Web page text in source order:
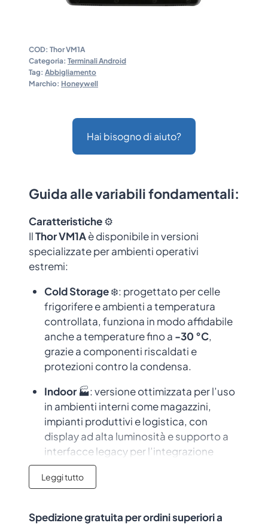
COD: Thor VM1A
Categoria: Terminali Android
Tag: Abbigliamento
Marchio: Honeywell
Hai bisogno di aiuto?
Guida alle variabili fondamentali:
Caratteristiche⚙️
IlThor VM1Aè disponibile in versioni
specializzate per ambienti operativi
estremi:
Cold Storage❄️: progettato per celle
frigorifere e ambienti a temperatura
controllata, funziona in modo affidabile
anche a temperature fino a -30 °C,
grazie a componenti riscaldati e
protezioni contro la condensa.
Indoor🏭: versione ottimizzata per l’uso
in ambienti interni come magazzini,
impianti produttivi e logistica, con
display ad alta luminosità e supporto a
interfacce legacy per l’integrazione
immediata nei sistemi esistenti.
Outdoor☀️: dotato di display leggibile
alle intemperie, è ideale per ambienti
Leggi tutto
Spedizione gratuita per ordini superiori a